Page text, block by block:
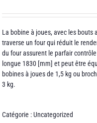
La bobine à joues, avec les bouts
traverse un four qui réduit le
du four assurent le parfair
longue 1830 [mm] et peut être
bobines à joues de 1,5 kg ou
3 kg.
Catégorie :Uncategorized